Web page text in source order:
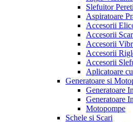
Slefuitor Pereti
Aspiratoare
Accesorii
Accesorii
Accesorii
Accesorii
Accesorii
Aplicatoare
Generatoare si
Generatoare
Generatoare
Motopompe
Schele si Scari